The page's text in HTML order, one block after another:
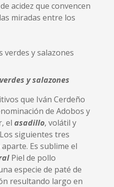
acidez que convencen
miradas entre los
y salazones
que Iván Cerdeño
de Adobos y
el asadillo, volátil y
siguientes tres
Es sublime el
Piel de pollo
especie de paté de
resultando largo en